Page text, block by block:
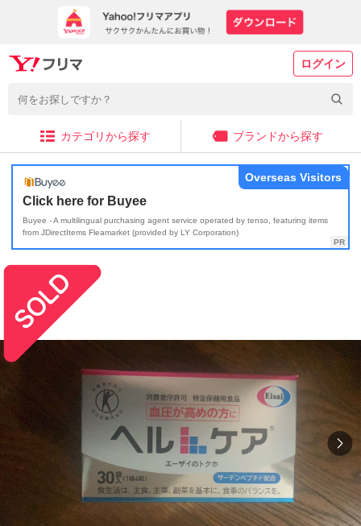
ログイン
カテゴリから探す ブランドから探す
Click here for Buyee
Buyee - A multilingual purchasing agent service operated by tenso, featuring items
from JDirectItems Fleamarket (provided by LY Corporation)
Overseas Visitors